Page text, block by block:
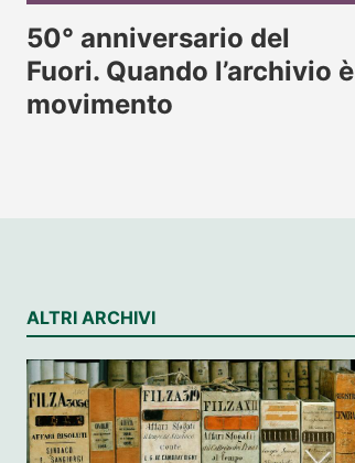
50° anniversario del
Fuori. Quando l’archivio è
movimento
ALTRI ARCHIVI